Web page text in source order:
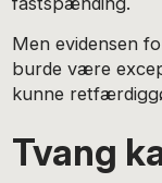
Men evidensen
burde være
kunne
Tvang